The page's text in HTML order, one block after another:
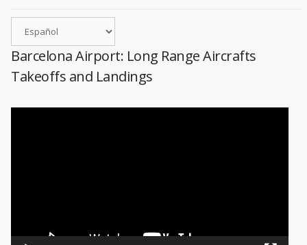
Barcelona Airport: Long Range Aircrafts
Takeoffs and Landings